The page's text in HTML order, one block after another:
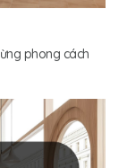
phong cách